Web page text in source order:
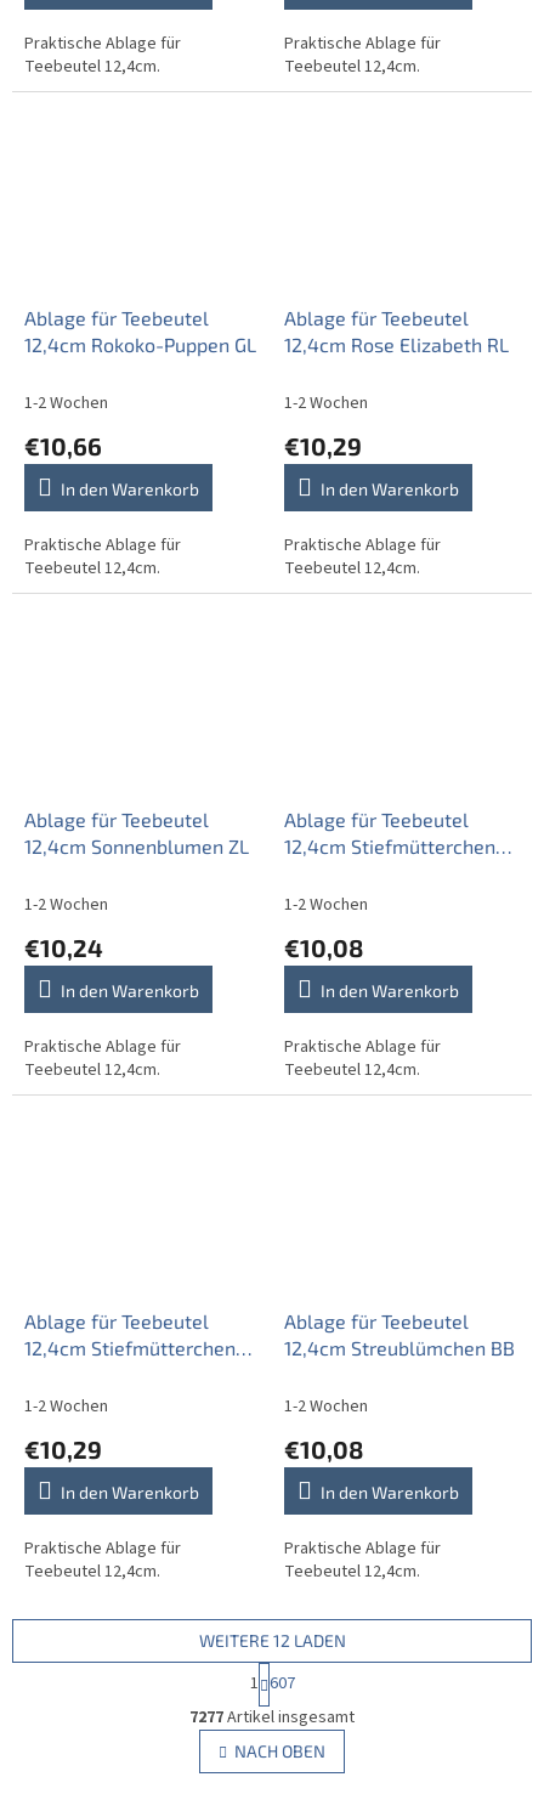
Praktische Ablage für
Teebeutel 12,4cm.
Praktische Ablage für
Teebeutel 12,4cm.
Ablage für Teebeutel
12,4cm Rokoko-Puppen GL
1-2 Wochen
€10,66
In den Warenkorb
Praktische Ablage für
Teebeutel 12,4cm.
Ablage für Teebeutel
12,4cm Rose Elizabeth RL
1-2 Wochen
€10,29
In den Warenkorb
Praktische Ablage für
Teebeutel 12,4cm.
Ablage für Teebeutel
12,4cm Sonnenblumen ZL
1-2 Wochen
€10,24
In den Warenkorb
Praktische Ablage für
Teebeutel 12,4cm.
Ablage für Teebeutel
12,4cm Stiefmütterchen
1-2 Wochen
€10,08
In den Warenkorb
Praktische Ablage für
Teebeutel 12,4cm.
Ablage für Teebeutel
12,4cm Stiefmütterchen
1-2 Wochen
€10,29
In den Warenkorb
Praktische Ablage für
Teebeutel 12,4cm.
Ablage für Teebeutel
12,4cm Streublümchen BB
1-2 Wochen
€10,08
In den Warenkorb
Praktische Ablage für
Teebeutel 12,4cm.
S
t
e
u
WEITERE 12 LADEN
P
a
g
i
n
i
1 607
7277Artikel insgesamt
NACH OBEN